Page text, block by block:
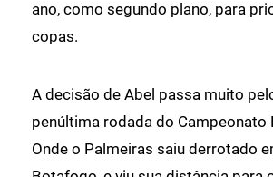
ano, como segundo plano, para
copas.
A decisão de Abel passa muito
penúltima rodada do Campeonato
Onde o Palmeiras saiu derrotado